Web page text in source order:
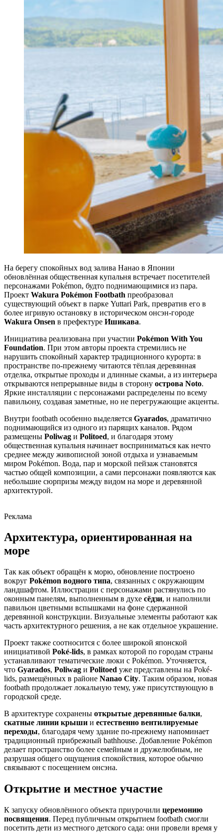
На берегу спокойных вод залива Нанао в Японии
обновлённая общественная купальня встречает посетителей
персонажами Pokémon, будто поднимающимися из пара.
Проект Wakura Pokémon Footbath преобразовал
существующий объект в парке Yuttari Park, превратив его в
более игривую остановку в историческом онсэн-городе
Wakura Onsen в префектуре Ишикава.
Инициатива реализована при участии Pokémon With You
Foundation. При этом авторы проекта стремились не
нарушить спокойный характер традиционного курорта: в
пространстве по-прежнему читаются тёплая деревянная
отделка, открытые проходы и длинные скамьи, а из интерьера
открываются непрерывные виды в сторону острова Noto.
Яркие инсталляции с персонажами распределены по всему
павильону, создавая заметные, но не перегружающие акценты.
Внутри footbath особенно выделяется Gyarados, драматично
поднимающийся из одного из парящих каналов. Рядом
размещены Poliwag и Politoed, и благодаря этому
общественная купальня начинает восприниматься как нечто
среднее между живописной зоной отдыха и узнаваемым
миром Pokémon. Вода, пар и морской пейзаж становятся
частью общей композиции, а сами персонажи появляются как
небольшие сюрпризы между видом на море и деревянной
архитектурой.
Реклама
Архитектура, ориентированная на
море
Так как объект обращён к морю, обновление построено
вокруг Pokémon водного типа, связанных с окружающим
ландшафтом. Иллюстрации с персонажами растянулись по
оконным панелям, выполненным в духе сёдзи, и наполнили
павильон цветными вспышками на фоне сдержанной
деревянной конструкции. Визуальные элементы работают как
часть архитектурного решения, а не как отдельное украшение.
Проект также соотносится с более широкой японской
инициативой Poké-lids, в рамках которой по городам страны
устанавливают тематические люки с Pokémon. Уточняется,
что Gyarados, Poliwag и Politoed уже представлены на Poké-
lids, размещённых в районе Nanao City. Таким образом, новая
footbath продолжает локальную тему, уже присутствующую в
городской среде.
В архитектуре сохранены открытые деревянные балки,
скатные линии крыши и естественно вентилируемые
переходы, благодаря чему здание по-прежнему напоминает
традиционный прибрежный bathhouse. Добавление Pokémon
делает пространство более семейным и дружелюбным, не
разрушая общего ощущения спокойствия, которое обычно
связывают с посещением онсэна.
Открытие и местное участие
К запуску обновлённого объекта приурочили церемонию
посвящения. Перед публичным открытием footbath смогли
посетить дети из местного детского сада: они провели время у